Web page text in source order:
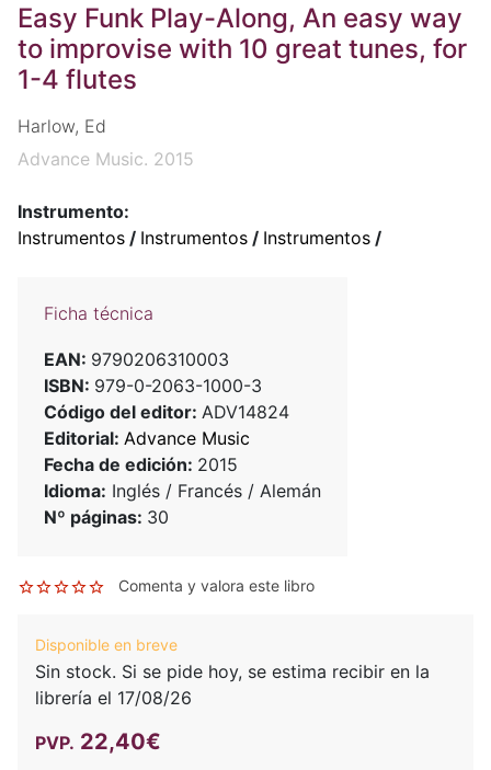
Easy Funk Play-Along, An easy way
to improvise with 10 great tunes, for
1-4 flutes
Harlow, Ed
Advance Music. 2015
Instrumento:
Instrumentos / Instrumentos / Instrumentos /
Ficha técnica
EAN: 9790206310003
ISBN: 979-0-2063-1000-3
Código del editor: ADV14824
Editorial: Advance Music
Fecha de edición: 2015
Idioma: Inglés / Francés / Alemán
Nº páginas: 30
Comenta y valora este libro
Disponible en breve
Sin stock. Si se pide hoy, se estima recibir en la
librería el 17/08/26
PVP. 22,40€